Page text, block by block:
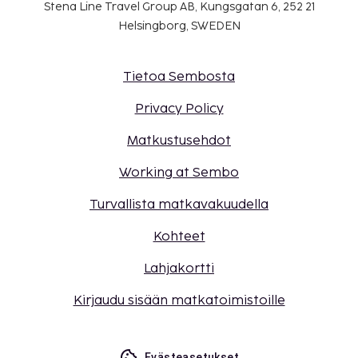
esitettävä joko negatiivinen COVID-19-testitulos
tai todiste täydestä COVID-19-rokotussarjasta.
Stena Line Travel Group AB, Kungsgatan 6, 252 21
Helsingborg, SWEDEN
Tietoa Sembosta
Privacy Policy
Matkustusehdot
Working at Sembo
Turvallista matkavakuudella
Kohteet
Lahjakortti
Kirjaudu sisään matkatoimistoille